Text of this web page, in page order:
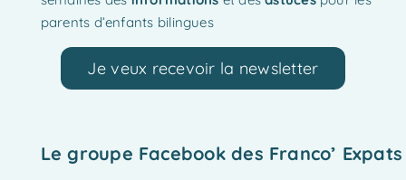
parents d’enfants bilingues
Je veux recevoir la newsletter
Le groupe Facebook des Franco’ Expats